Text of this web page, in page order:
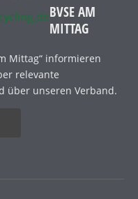
BVSE AM
MITTAG
Mittag“ informieren
relevante
über unseren Verband.